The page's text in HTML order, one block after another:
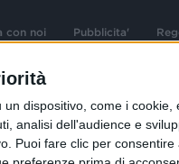
dispositivo, come i
analisi dell'audience e
Puoi fare clic per
con noi Pubblicita'
dell'ingegno
d'autore e dei diritti
e n° iscrizione